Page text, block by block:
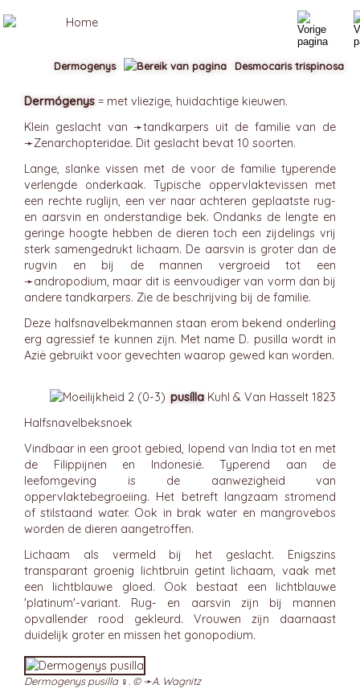
Dermógenys = met vliezige, huidachtige kieuwen.
Klein geslacht van ➛tandkarpers uit de familie van de
➛Zenarchopteridae. Dit geslacht bevat 10 soorten.
Lange, slanke vissen met de voor de familie typerende
verlengde onderkaak. Typische oppervlaktevissen met
een rechte ruglijn, een ver naar achteren geplaatste rug-
en aarsvin en onderstandige bek. Ondanks de lengte en
geringe hoogte hebben de dieren toch een zijdelings vrij
sterk samengedrukt lichaam. De aarsvin is groter dan de
rugvin en bij de mannen vergroeid tot een
➛andropodium, maar dit is eenvoudiger van vorm dan bij
andere tandkarpers. Zie de beschrijving bij de familie.
Deze halfsnavelbekmannen staan erom bekend onderling
erg agressief te kunnen zijn. Met name D. pusilla wordt in
Azië gebruikt voor gevechten waarop gewed kan worden.
pusílla Kuhl & Van Hasselt 1823
Halfsnavelbeksnoek
Vindbaar in een groot gebied, lopend van India tot en met
de Filippijnen en Indonesië. Typerend aan de
leefomgeving is de aanwezigheid van
oppervlaktebegroeiing. Het betreft langzaam stromend
of stilstaand water. Ook in brak water en mangrovebos
worden de dieren aangetroffen.
Lichaam als vermeld bij het geslacht. Enigszins
transparant groenig lichtbruin getint lichaam, vaak met
een lichtblauwe gloed. Ook bestaat een lichtblauwe
'platinum'-variant. Rug- en aarsvin zijn bij mannen
opvallender rood gekleurd. Vrouwen zijn daarnaast
duidelijk groter en missen het gonopodium.
Dermogenys pusilla ♀. © ➛A. Wagnitz
Dermogenys Desmocaris trispinosa